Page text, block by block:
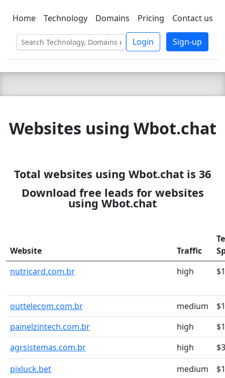
C LIEN TSBEE
Home Technology Domains Pricing Contact us
Login Sign-up
Websites using Wbot.chat
Total websites using Wbot.chat is 36
Download free leads for websites
using Wbot.chat
Website Traffic
nutricard.com.br
high
outtelecom.com.br medium
painelzintech.com.br
high
agrsistemas.com.br
high
pixluck.bet
medium